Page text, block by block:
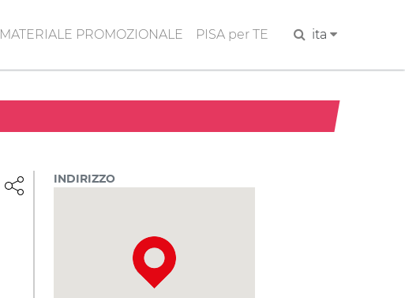
MATERIALE PROMOZIONALE PISA per TE Cerca ita
INDIRIZZO